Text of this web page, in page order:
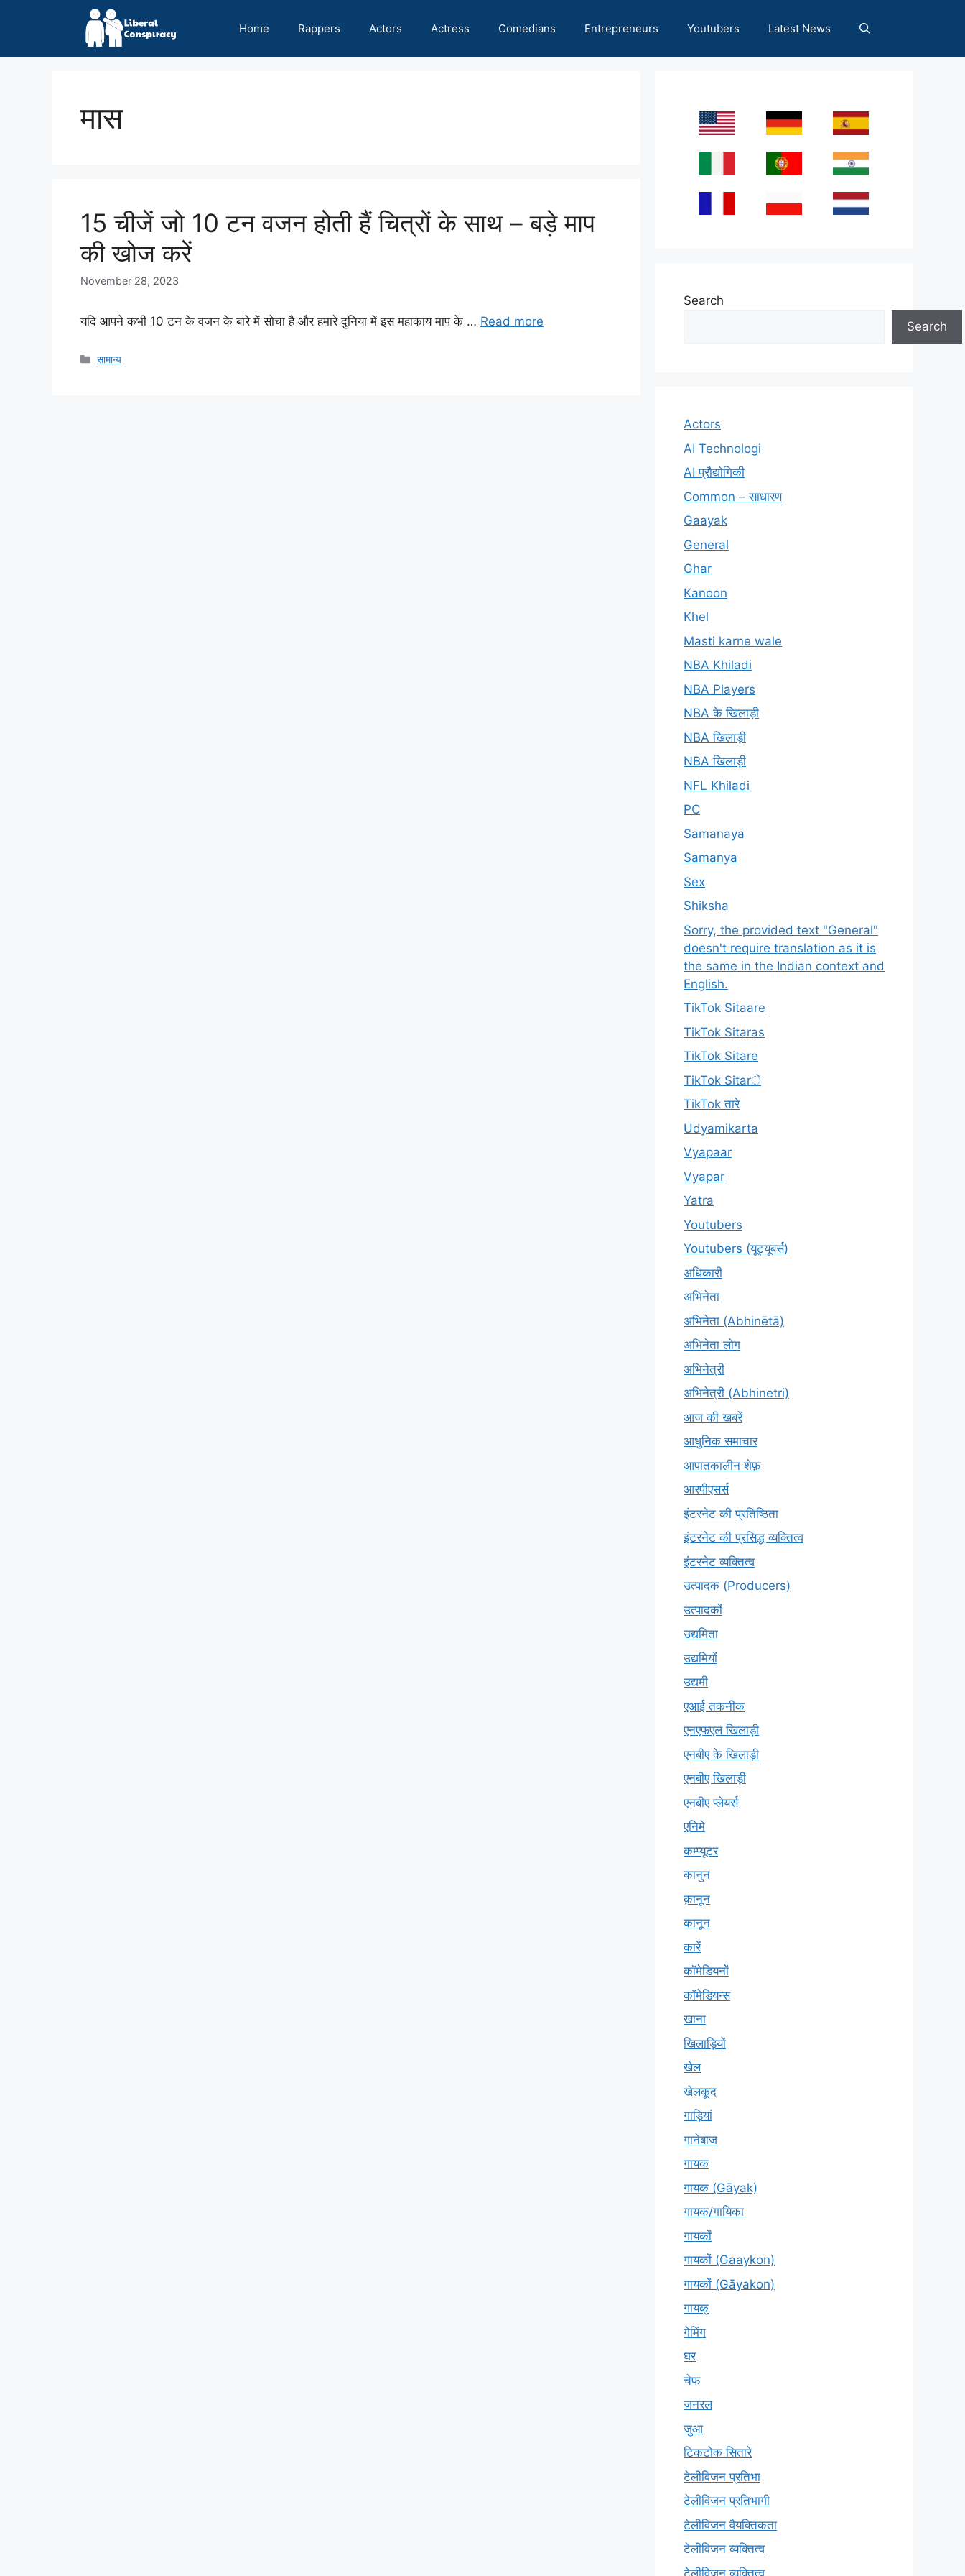
Home Rappers Actors Actress Comedians Entrepreneurs Youtubers Latest News
मास
15 चीजें जो 10 टन वजन होती हैं चित्रों के साथ – बड़े माप
की खोज करें
November 28, 2023
यदि आपने कभी 10 टन के वजन के बारे में सोचा है और हमारे दुनिया में इस महाकाय माप के … Read more
Categories
सामान्य
Search
Search
Actors
AI Technologi
AI प्रौद्योगिकी
Common – साधारण
Gaayak
General
Ghar
Kanoon
Khel
Masti karne wale
NBA Khiladi
NBA Players
NBA के खिलाड़ी
NBA खिलाड़ी
NBA खिलाड़ी
NFL Khiladi
PC
Samanaya
Samanya
Sex
Shiksha
Sorry, the provided text "General"
doesn't require translation as it is
the same in the Indian context and
English.
TikTok Sitaare
TikTok Sitaras
TikTok Sitare
TikTok Sitarे
TikTok तारे
Udyamikarta
Vyapaar
Vyapar
Yatra
Youtubers
Youtubers (यूट्यूबर्स)
अधिकारी
अभिनेता
अभिनेता (Abhinētā)
अभिनेता लोग
अभिनेत्री
अभिनेत्री (Abhinetri)
आज की खबरें
आधुनिक समाचार
आपातकालीन शेफ़
आरपीएसर्स
इंटरनेट की प्रतिष्ठिता
इंटरनेट की प्रसिद्ध व्यक्तित्व
इंटरनेट व्यक्तित्व
उत्पादक (Producers)
उत्पादकों
उद्यमिता
उद्यमियों
उद्यमी
एआई तकनीक
एनएफएल खिलाड़ी
एनबीए के खिलाड़ी
एनबीए खिलाड़ी
एनबीए प्लेयर्स
एनिमे
कम्प्यूटर
कानुन
क़ानून
कानून
कारें
कॉमेडियनों
कॉमेडियन्स
खाना
खिलाड़ियों
खेल
खेलकूद
गाड़ियां
गानेबाज
गायक
गायक (Gāyak)
गायक/गायिका
गायकों
गायकों (Gaaykon)
गायकों (Gāyakon)
गायक्
गेमिंग
घर
चेफ
जनरल
जुआ
टिकटोक सितारे
टेलीविजन प्रतिभा
टेलीविजन प्रतिभागी
टेलीविजन वैयक्तिकता
टेलीविजन व्यक्तित्व
टेलीविज़न व्यक्तित्व